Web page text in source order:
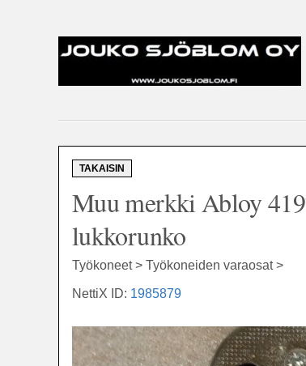
TAKAISIN
Muu merkki Abloy
lukkorunko
Työkoneet > Työkoneiden varaosat >
NettiX ID: 1985879